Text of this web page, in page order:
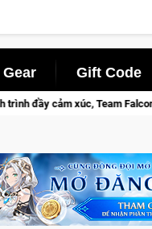
Gift Code
lên ngôi vô địch